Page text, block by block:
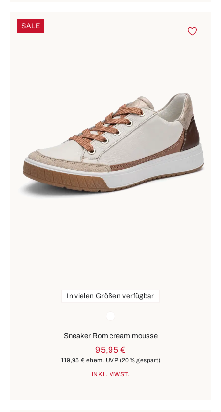
SALE
In vielen Größen verfügbar
Sneaker Rom cream mousse
95,95 €
119,95 € ehem. UVP (20% gespart)
INKL. MWST.